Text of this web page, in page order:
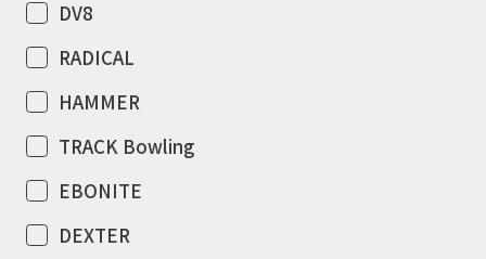
DV8
RADICAL
HAMMER
TRACK Bowling
EBONITE
DEXTER